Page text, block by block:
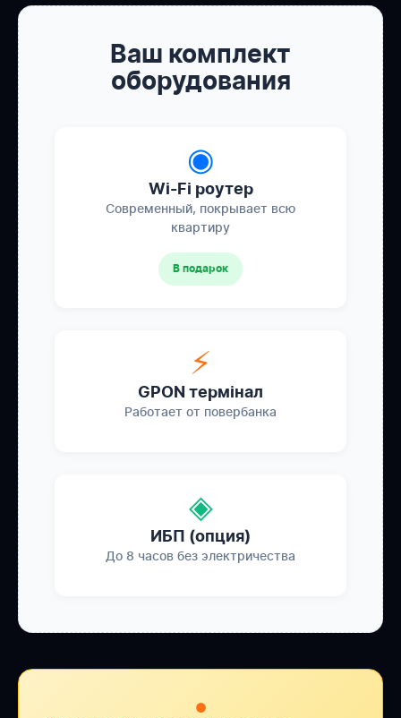
Ваш комплект
оборудования
◉
Wi-Fi роутер
Современный, покрывает всю
квартиру
В подарок
⚡
GPON термінал
Работает от повербанка
◈
ИБП (опция)
До 8 часов без электричества
●